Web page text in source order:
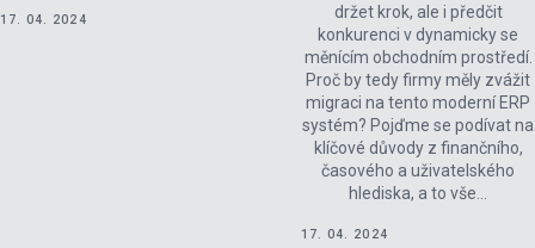
17. 04. 2024
držet krok, ale i předčit
konkurenci v dynamicky se
měnícím obchodním prostředí.
Proč by tedy firmy měly zvážit
migraci na tento moderní ERP
systém? Pojďme se podívat na
klíčové důvody z finančního,
časového a uživatelského
hlediska, a to vše…
17. 04. 2024